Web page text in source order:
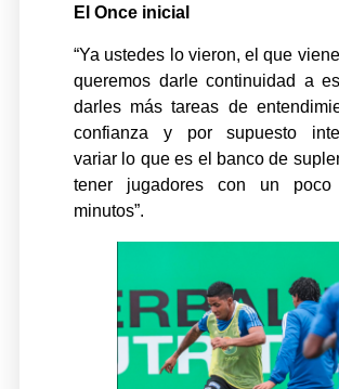
El Once inicial
“Ya ustedes lo vieron, el que
queremos darle continuidad a
darles más tareas de
confianza y por supuesto
variar lo que es el banco de
tener jugadores con un
minutos”.